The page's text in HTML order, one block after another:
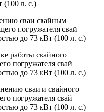
(100 л. с.)
сваи свайным
погружателя свай
до 73 кВт (100 л. с.)
работы свайного
погружателя свай
до 73 кВт (100 л. с.)
сваи и свайного
погружателя свай
до 73 кВт (100 л. с.)